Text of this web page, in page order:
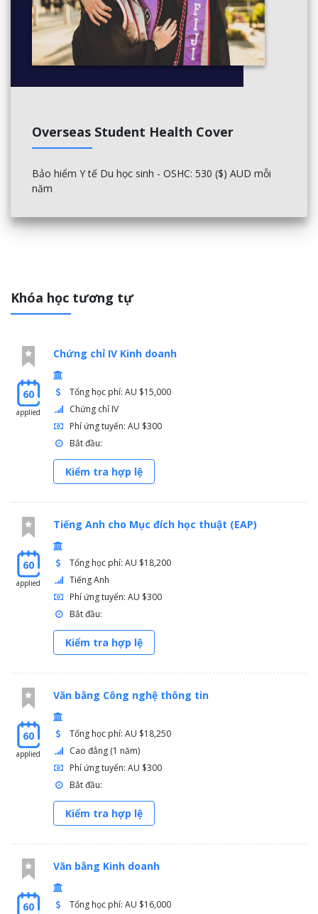
Overseas Student Health Cover
Bảo hiểm Y tế Du học sinh - OSHC: 530 ($) AUD mỗi
năm
Khóa học tương tự
60
applied
Chứng chỉ IV Kinh doanh
Tổng học phí: AU $15,000
Chứng chỉ IV
Phí ứng tuyển: AU $300
Bắt đầu:
Kiểm tra hợp lệ
60
applied
Tiếng Anh cho Mục đích học thuật (EAP)
Tổng học phí: AU $18,200
Tiếng Anh
Phí ứng tuyển: AU $300
Bắt đầu:
Kiểm tra hợp lệ
60
applied
Văn bằng Công nghệ thông tin
Tổng học phí: AU $18,250
Cao đẳng (1 năm)
Phí ứng tuyển: AU $300
Bắt đầu:
Kiểm tra hợp lệ
60
Văn bằng Kinh doanh
Tổng học phí: AU $16,000